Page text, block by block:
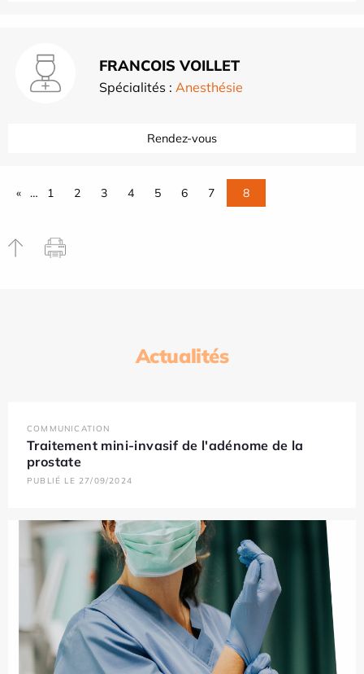
FRANCOIS VOILLET
Spécialités : Anesthésie
Rendez-vous
« … 1 2 3 4 5 6 7 8
Actualités
COMMUNICATION
Traitement mini-invasif de l'adénome de la
prostate
PUBLIÉ LE 27/09/2024